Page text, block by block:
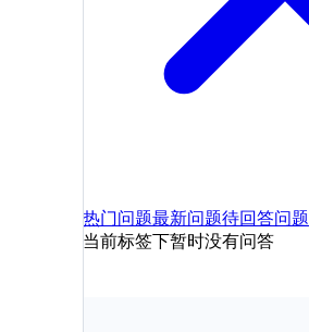
热门问题最新问题待回答问题
当前标签下暂时没有问答